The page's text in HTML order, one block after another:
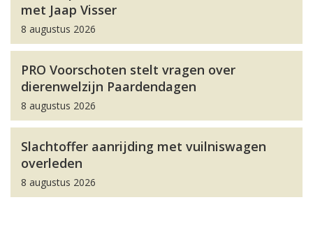
met Jaap Visser
8 augustus 2026
PRO Voorschoten stelt vragen over
dierenwelzijn Paardendagen
8 augustus 2026
Slachtoffer aanrijding met vuilniswagen
overleden
8 augustus 2026